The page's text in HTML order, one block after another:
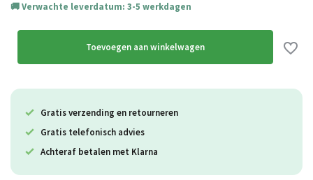
Uitverkocht
Verwachte leverdatum: 3-5 werkdagen
Toevoegen aan winkelwagen
Gratis verzending en retourneren
Gratis telefonisch advies
Achteraf betalen met Klarna